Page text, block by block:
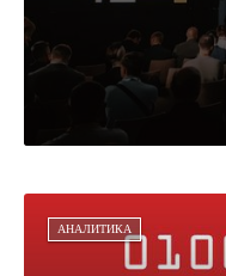
АНАЛИТИКА